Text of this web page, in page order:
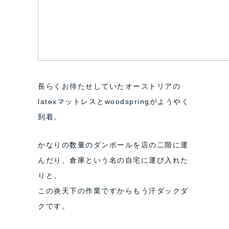
長らくお待たせしていたオーストリアの
latexマットレスとwoodspringがようやく
到着。
かなりの数量のダンボールを店の二階に運
んだり、倉庫という名の自宅に運び入れた
りと、
この炎天下の作業ですからもう汗ダックダ
クです。